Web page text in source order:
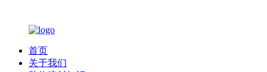
首页
关于我们